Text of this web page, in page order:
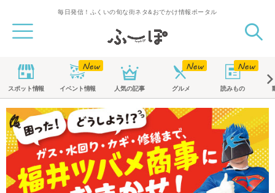
毎日発信！ふくいの旬な街ネタ&おでかけ情報ポータル
スポット情報 イベント情報 人気の記事 グルメ 読みもの